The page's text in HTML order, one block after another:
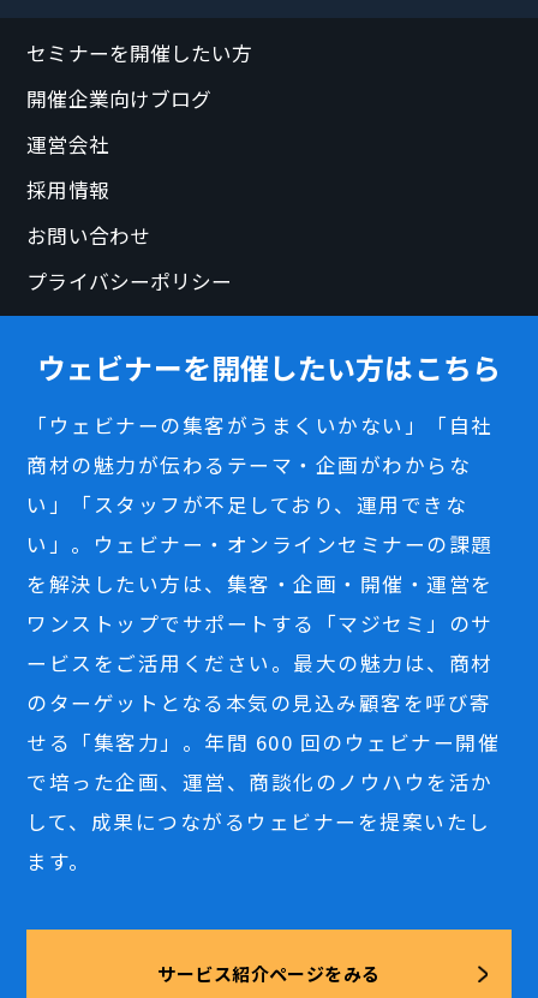
セミナーを開催したい方
開催企業向けブログ
運営会社
採用情報
お問い合わせ
プライバシーポリシー
ウェビナーを開催したい方はこちら
「ウェビナーの集客がうまくいかない」「自社
商材の魅力が伝わるテーマ・企画がわからな
い」「スタッフが不足しており、運用できな
い」。ウェビナー・オンラインセミナーの課題
を解決したい方は、集客・企画・開催・運営を
ワンストップでサポートする「マジセミ」のサ
ービスをご活用ください。最大の魅力は、商材
のターゲットとなる本気の見込み顧客を呼び寄
せる「集客力」。年間 600 回のウェビナー開催
で培った企画、運営、商談化のノウハウを活か
して、成果につながるウェビナーを提案いたし
ます。
サービス紹介ページをみる